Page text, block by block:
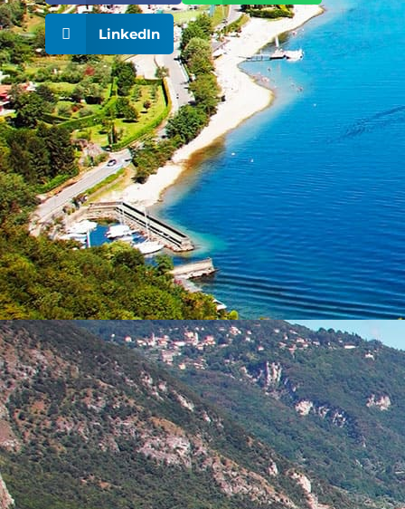
LinkedIn